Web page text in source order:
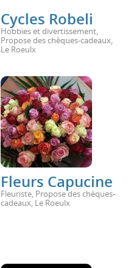
Cycles Robeli
Hobbies et divertissement,
Propose des chèques-cadeaux,
Le Roeulx
Fleurs Capucine
Fleuriste, Propose des chèques-
cadeaux, Le Roeulx